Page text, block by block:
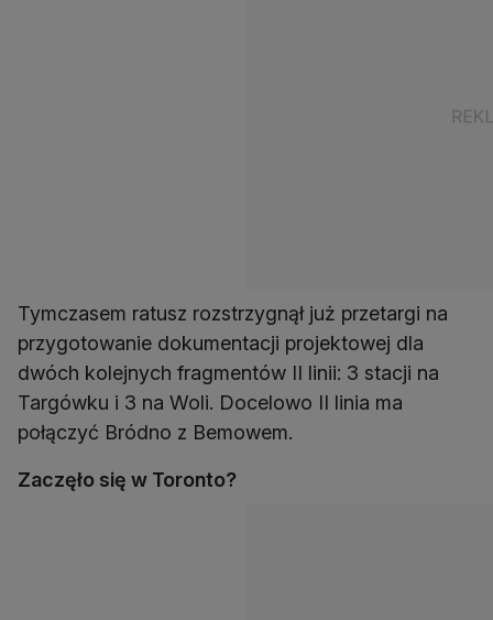
Tymczasem ratusz rozstrzygnął już przetargi na
przygotowanie dokumentacji projektowej dla
dwóch kolejnych fragmentów II linii: 3 stacji na
Targówku i 3 na Woli. Docelowo II linia ma
połączyć Bródno z Bemowem.
Zaczęło się w Toronto?